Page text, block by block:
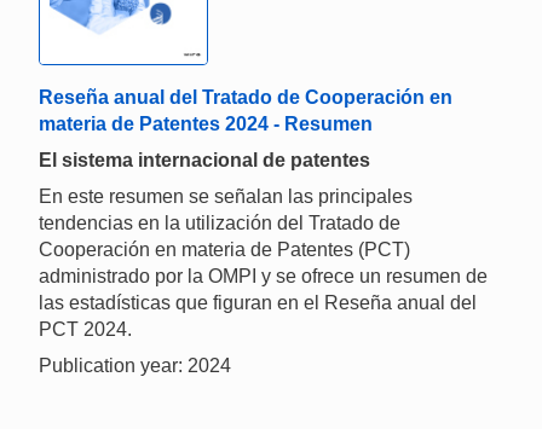
Reseña anual del Tratado de Cooperación en
materia de Patentes 2024 - Resumen
El sistema internacional de patentes
En este resumen se señalan las principales
tendencias en la utilización del Tratado de
Cooperación en materia de Patentes (PCT)
administrado por la OMPI y se ofrece un resumen de
las estadísticas que figuran en el Reseña anual del
PCT 2024.
Publication year: 2024